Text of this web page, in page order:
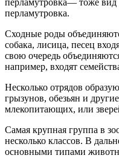
перламутровка— тоже
перламутровка.
Сходные роды
собака, лисица, песец
свою очередь
например, входят
Несколько отрядов
грызунов, обезьян и
млекопитающих, или
Самая крупная группа в
несколько классов. В
основными типами